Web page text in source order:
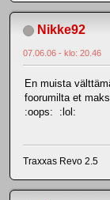
Nikke92
07.06.06 - klo: 20.46
En muista
foorumilta et
:oops: :lol:
Traxxas Revo 2.5